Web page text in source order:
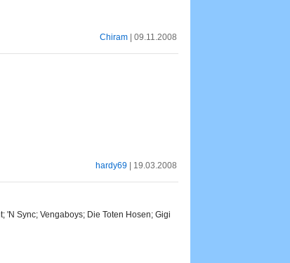
Chiram | 09.11.2008
hardy69 | 19.03.2008
'N Sync; Vengaboys; Die Toten Hosen; Gigi